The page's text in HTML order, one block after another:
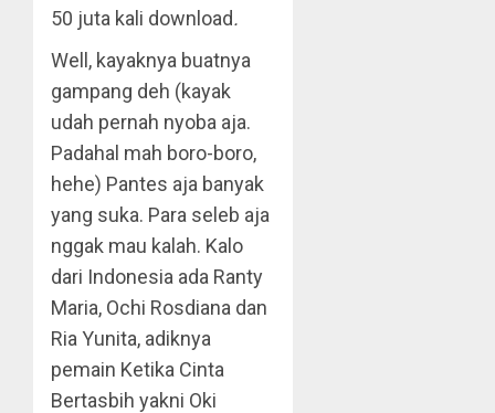
50 juta kali download.
Well, kayaknya buatnya
gampang deh (kayak
udah pernah nyoba aja.
Padahal mah boro-boro,
hehe) Pantes aja banyak
yang suka. Para seleb aja
nggak mau kalah. Kalo
dari Indonesia ada Ranty
Maria, Ochi Rosdiana dan
Ria Yunita, adiknya
pemain Ketika Cinta
Bertasbih yakni Oki